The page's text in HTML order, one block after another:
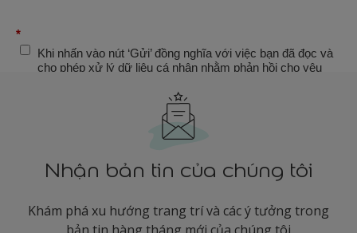
Nhận bản tin của chúng tôi
Khám phá xu hướng trang trí và các ý tưởng trong